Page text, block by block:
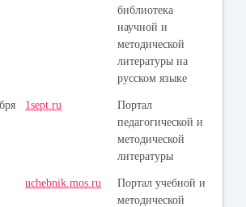
библиотека
научной и
методической
литературы на
русском языке
1sept.ru
Портал
педагогической и
методической
литературы
uchebnik.mos.ru
Портал учебной и
методической